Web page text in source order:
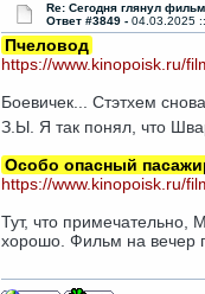
Re: Сегодня глянул фильм
Ответ #3849 - 04.03.2025
Пчеловод
https://www.kinopoisk.ru/
Боевичек... Стэтхем
З.Ы. Я так понял, что
Особо опасный
https://www.kinopoisk.ru/
Тут, что примечательно,
хорошо. Фильм на вечер